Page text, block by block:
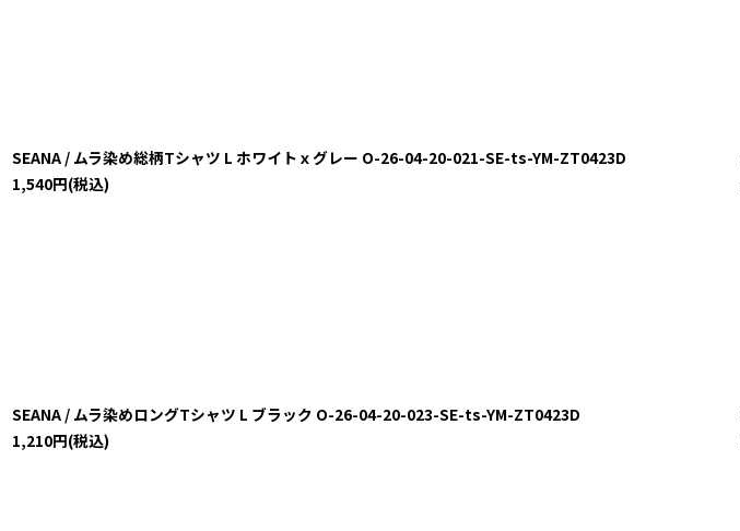
SEANA / ムラ染め総柄Tシャツ L ホワイトｘグレー O-26-04-20-021-SE-ts-YM-ZT0423D
1,540円(税込)
SEANA / ムラ染めロングTシャツ L ブラック O-26-04-20-023-SE-ts-YM-ZT0423D
1,210円(税込)